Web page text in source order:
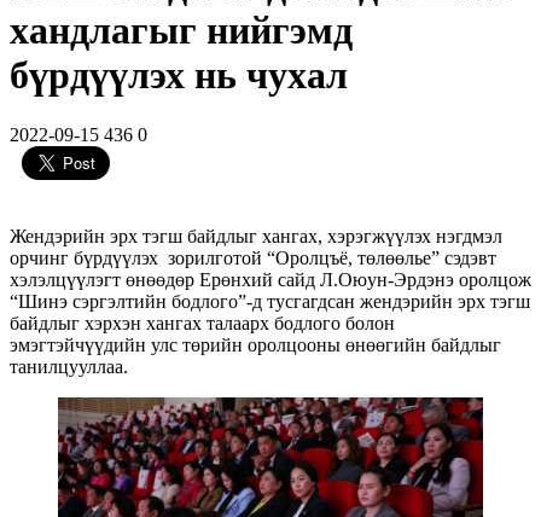
хандлагыг нийгэмд
бүрдүүлэх нь чухал
2022-09-15 436 0
Жендэрийн эрх тэгш байдлыг хангах, хэрэгжүүлэх нэгдмэл
орчинг бүрдүүлэх зорилготой “Оролцъё, төлөөлье” сэдэвт
хэлэлцүүлэгт өнөөдөр Ерөнхий сайд Л.Оюун-Эрдэнэ оролцож
“Шинэ сэргэлтийн бодлого”-д тусгагдсан жендэрийн эрх тэгш
байдлыг хэрхэн хангах талаарх бодлого болон
эмэгтэйчүүдийн улс төрийн оролцооны өнөөгийн байдлыг
танилцууллаа.